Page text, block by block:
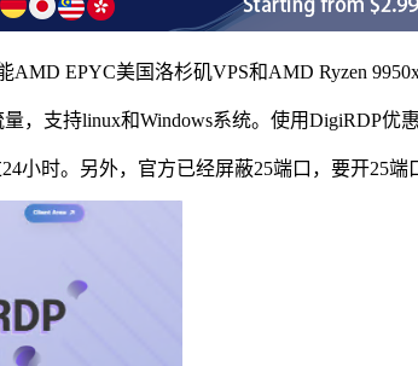
EPYC美国洛杉矶VPS和AMD Ryzen
，支持linux和Windows系统。使用DigiRDP优
小时。另外，官方已经屏蔽25端口，要开25端